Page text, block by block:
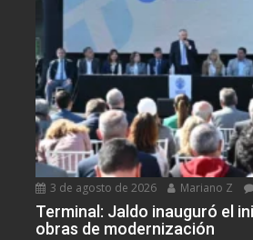
3 de agosto de 2026 Mariano Z
Terminal: Jaldo inauguró el
obras de modernización